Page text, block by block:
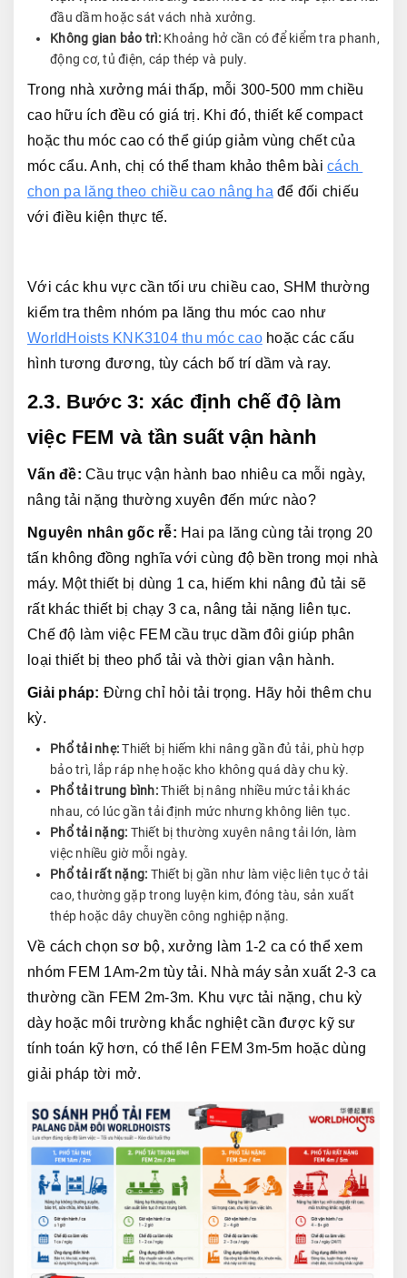
đầu dầm hoặc sát vách nhà xưởng.
Không gian bảo trì: Khoảng hở cần có để kiểm tra phanh,
động cơ, tủ điện, cáp thép và puly.
Trong nhà xưởng mái thấp, mỗi 300-500 mm chiều
cao hữu ích đều có giá trị. Khi đó, thiết kế compact
hoặc thu móc cao có thể giúp giảm vùng chết của
móc cẩu. Anh, chị có thể tham khảo thêm bài cách
chọn pa lăng theo chiều cao nâng hạ để đối chiếu
với điều kiện thực tế.
Với các khu vực cần tối ưu chiều cao, SHM thường
WorldHoists KNK3104 thu móc cao hoặc các cấu
hình tương đương, tùy cách bố trí dầm và ray.
2.3. Bước 3: xác định chế độ làm
việc FEM và tần suất vận hành
Vấn đề: Cầu trục vận hành bao nhiêu ca mỗi ngày,
nâng tải nặng thường xuyên đến mức nào?
Nguyên nhân gốc rễ: Hai pa lăng cùng tải trọng 20
tấn không đồng nghĩa với cùng độ bền trong mọi nhà
máy. Một thiết bị dùng 1 ca, hiếm khi nâng đủ tải sẽ
rất khác thiết bị chạy 3 ca, nâng tải nặng liên tục.
Chế độ làm việc FEM cầu trục dầm đôi giúp phân
loại thiết bị theo phổ tải và thời gian vận hành.
Giải pháp: Đừng chỉ hỏi tải trọng. Hãy hỏi thêm chu
kỳ.
Phổ tải nhẹ:Thiết bị hiếm khi nâng gần đủ tải, phù hợp
bảo trì, lắp ráp nhẹ hoặc kho không quá dày chu kỳ.
Phổ tải trung bình:Thiết bị nâng nhiều mức tải khác
nhau, có lúc gần tải định mức nhưng không liên tục.
Phổ tải nặng: Thiết bị thường xuyên nâng tải lớn, làm
việc nhiều giờ mỗi ngày.
Phổ tải rất nặng: Thiết bị gần như làm việc liên tục ở tải
cao, thường gặp trong luyện kim, đóng tàu, sản xuất
thép hoặc dây chuyền công nghiệp nặng.
Về cách chọn sơ bộ, xưởng làm 1-2 ca có thể xem
nhóm FEM 1Am-2m tùy tải. Nhà máy sản xuất 2-3 ca
thường cần FEM 2m-3m. Khu vực tải nặng, chu kỳ
dày hoặc môi trường khắc nghiệt cần được kỹ sư
tính toán kỹ hơn, có thể lên FEM 3m-5m hoặc dùng
giải pháp tời mở.